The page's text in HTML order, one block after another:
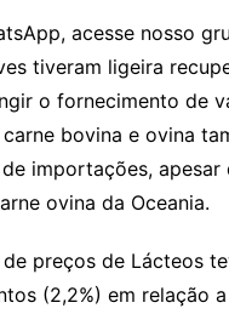
acesse nosso
tiveram ligeira
o fornecimento de
bovina e ovina
importações,
ovina da Oceania.
preços de Lácteos
(2,2%) em relação